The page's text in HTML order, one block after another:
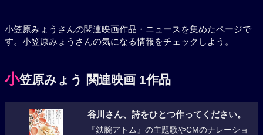
小笠原みょうさんの関連映画作品・ニュースを集めたページで
す。小笠原みょうさんの気になる情報をチェックしよう。
小笠原みょう 関連映画 1作品
谷川さん、詩をひとつ作ってください。
『鉄腕アトム』の主題歌やCMのナレーショ